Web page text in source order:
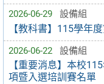
2026-06-29 設備組
【教科書】115學年
2026-06-22 設備組
【重要消息】本校
項暨入選培訓賽名單